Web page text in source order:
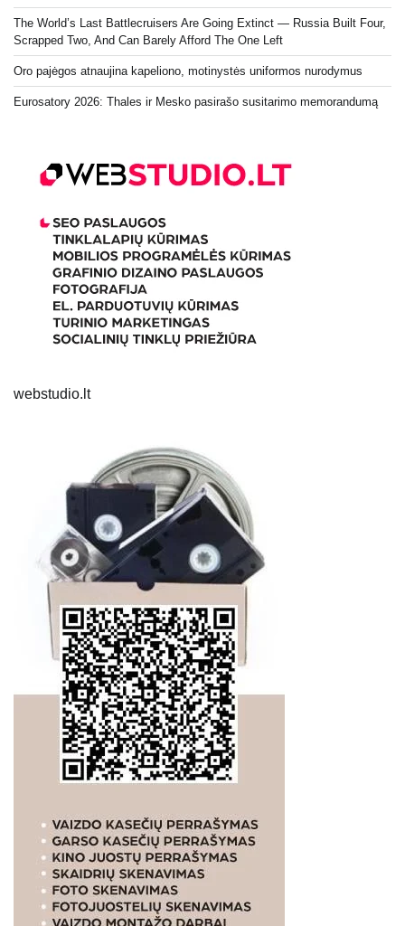
The World’s Last Battlecruisers Are Going Extinct — Russia Built Four,
Scrapped Two, And Can Barely Afford The One Left
Oro pajėgos atnaujina kapeliono, motinystės uniformos nurodymus
Eurosatory 2026: Thales ir Mesko pasirašo susitarimo memorandumą
webstudio.lt